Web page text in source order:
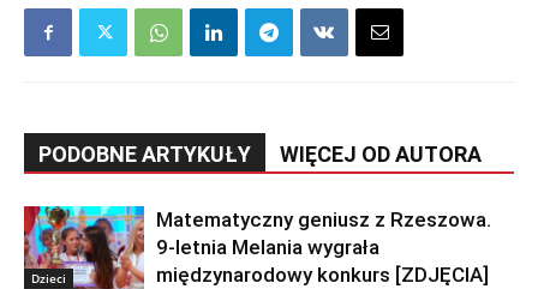
PODOBNE ARTYKUŁY WIĘCEJ OD AUTORA
Dzieci
Matematyczny geniusz z Rzeszowa.
9-letnia Melania wygrała
międzynarodowy konkurs [ZDJĘCIA]